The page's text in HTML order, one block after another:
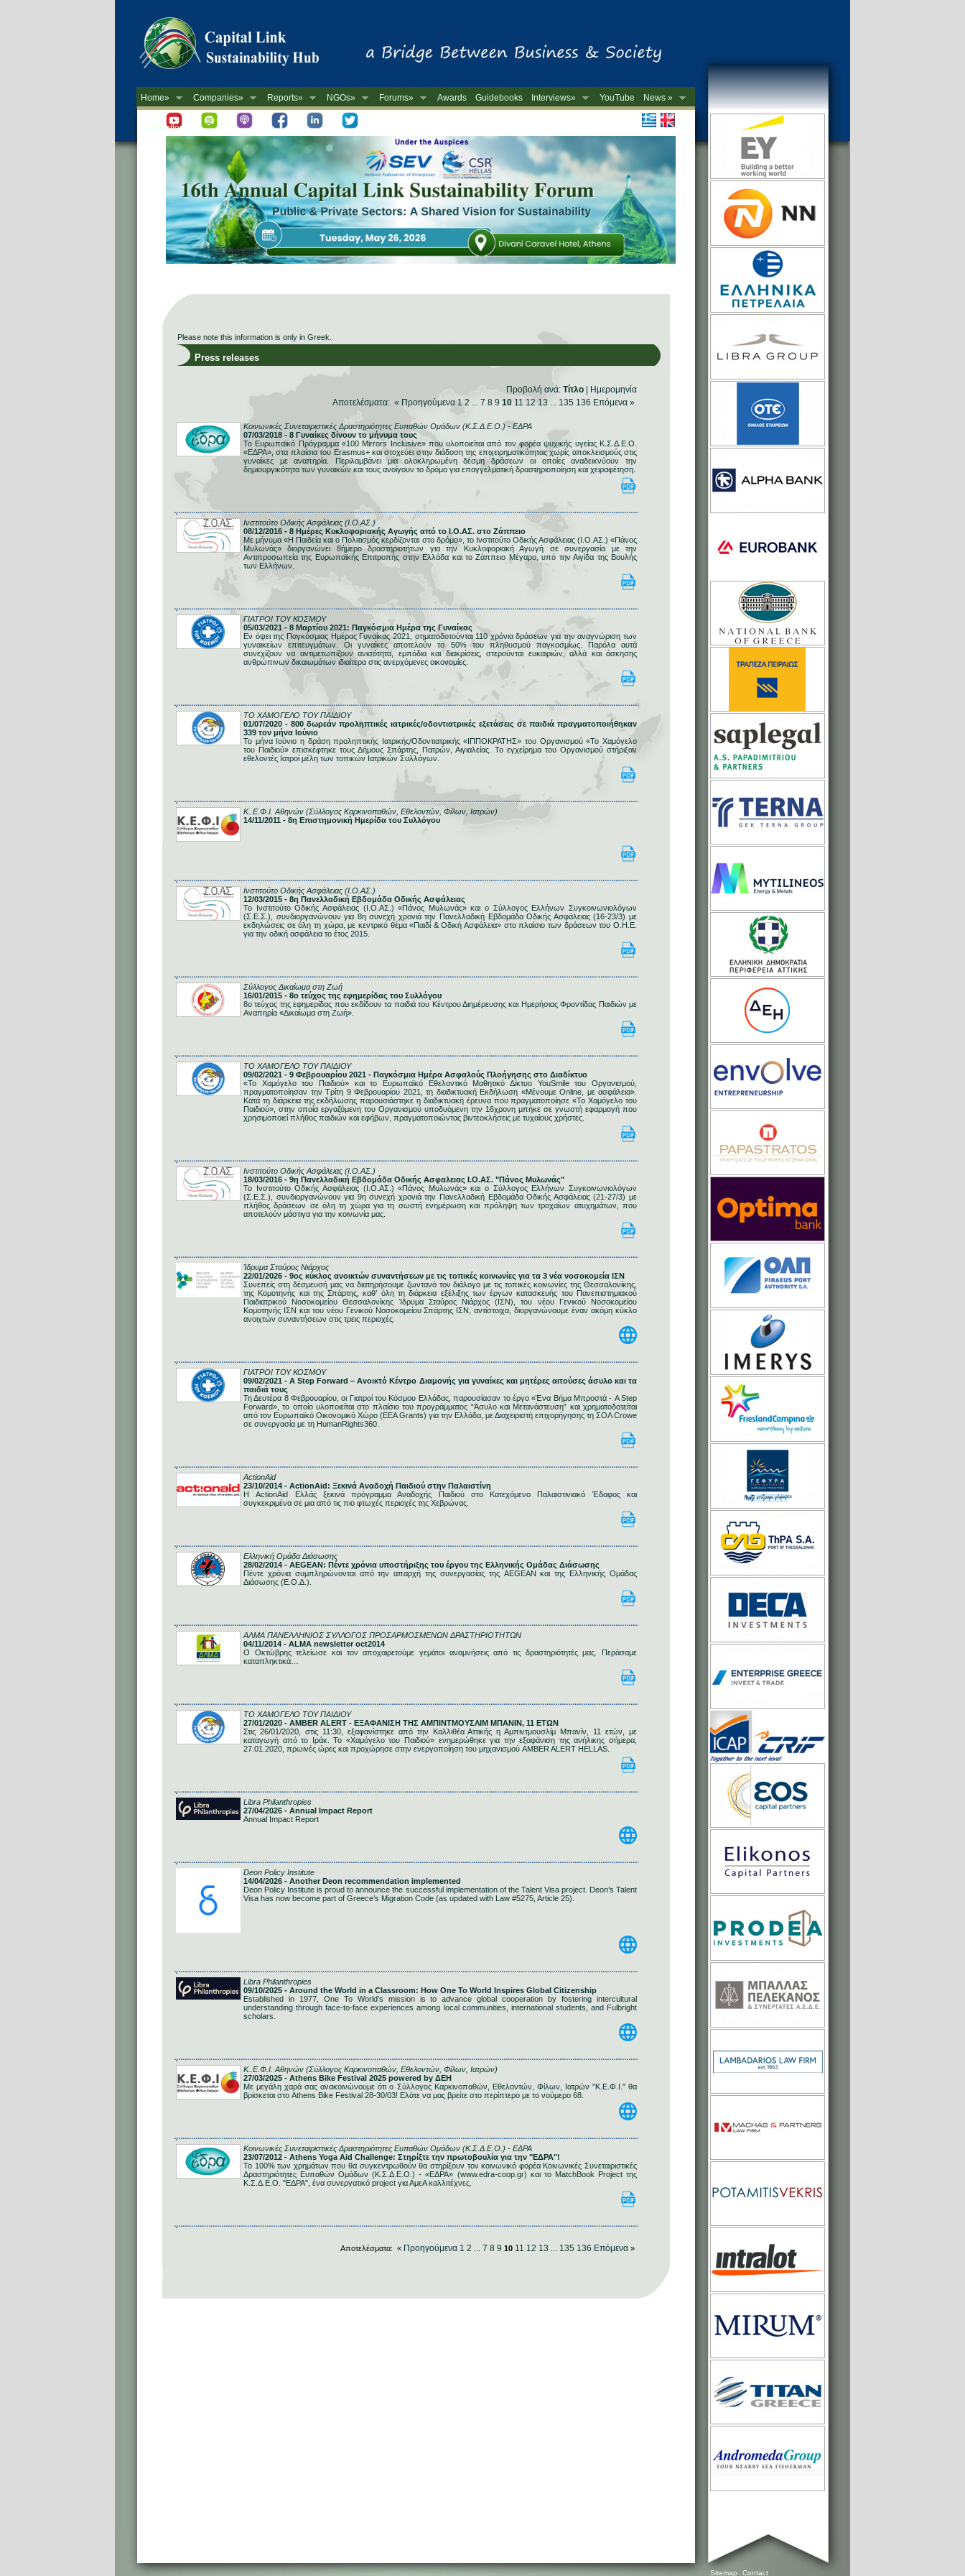
Home» Companies» Reports» NGOs» Forums» Awards Guidebooks Interviews» YouTube
News »
-->
Newsletter
Please note this information is only in Greek.
Press releases
Προβολή ανά: Τίτλο
Ημερομηνία
Αποτελέσματα: « Προηγούμενα 1 2 ... 7 8 9 10 11 12 13 ... 135 136 Επόμενα »
Κοινωνικές Συνεταιριστικές Δραστηριότητες Ευπαθών Ομάδων (Κ.Σ.Δ.Ε.Ο.) - ΕΔΡΑ
07/03/2018 - 8 Γυναίκες δίνουν το μήνυμα τους
Το Ευρωπαϊκό Πρόγραμμα «100 Mirrors Inclusive» που υλοποιείται από τον φορέα ψυχικής υγείας Κ.Σ.Δ.Ε.Ο.
«ΕΔΡΑ», στα πλαίσια του Erasmus+ και στοχεύει στην διάδοση της επιχειρηματικότητας χωρίς αποκλεισμούς στις
γυναίκες με αναπηρία. Περιλαμβάνει μια ολοκληρωμένη δέσμη δράσεων οι οποίες αναδεικνύουν την
δημιουργικότητα των γυναικών και τους ανοίγουν το δρόμο για επαγγελματική δραστηριοποίηση και χειραφέτηση.
Ινστιτούτο Οδικής Ασφάλειας (Ι.Ο.ΑΣ.)
08/12/2016 - 8 Ημέρες Κυκλοφοριακής Αγωγής από το Ι.Ο.ΑΣ. στο Ζάππειο
Με μήνυμα «Η Παιδεία και ο Πολιτισμός κερδίζονται στο δρόμο», το Ινστιτούτο Οδικής Ασφάλειας (Ι.Ο.ΑΣ.) «Πάνος
Μυλωνάς» διοργανώνει 8ήμερο δραστηριοτήτων για την Κυκλοφοριακή Αγωγή σε συνεργασία με την
Αντιπροσωπεία της Ευρωπαϊκής Επιτροπής στην Ελλάδα και το Ζάππειο Μέγαρο, υπό την Αιγίδα της Βουλής
των Ελλήνων.
ΓΙΑΤΡΟΙ ΤΟΥ ΚΟΣΜΟΥ
05/03/2021 - 8 Μαρτίου 2021: Παγκόσμια Ημέρα της Γυναίκας
Εν όψει της Παγκόσμιας Ημέρας Γυναίκας 2021, σηματοδοτούνται 110 χρόνια δράσεων για την αναγνώριση των
γυναικείων επιτευγμάτων. Οι γυναίκες αποτελούν το 50% του πληθυσμού παγκοσμίως. Παρόλα αυτά
συνεχίζουν να αντιμετωπίζουν ανισότητα, εμπόδια και διακρίσεις, στερούνται ευκαιριών, αλλά και άσκησης
ανθρώπινων δικαιωμάτων ιδιαίτερα στις ανερχόμενες οικονομίες.
ΤΟ ΧΑΜΟΓΕΛΟ ΤΟΥ ΠΑΙΔΙΟΥ
01/07/2020 - 800 δωρεάν προληπτικές ιατρικές/οδοντιατρικές εξετάσεις σε παιδιά πραγματοποιήθηκαν
339 τον μήνα Ιούνιο
Το μήνα Ιούνιο η δράση προληπτικής Ιατρικής/Οδοντιατρικής «ΙΠΠΟΚΡΑΤΗΣ» του Οργανισμού «Το Χαμόγελο
του Παιδιού» επισκέφτηκε τους Δήμους Σπάρτης, Πατρών, Αιγιαλείας. Το εγχείρημα του Οργανισμού στήριξαν
εθελοντές Ιατροί μέλη των τοπικών Ιατρικών Συλλόγων.
Κ..Ε.Φ.Ι. Αθηνών (Σύλλογος Καρκινοπαθών, Εθελοντών, Φίλων, Ιατρών)
14/11/2011 - 8η Επιστημονική Ημερίδα του Συλλόγου
Ινστιτούτο Οδικής Ασφάλειας (Ι.Ο.ΑΣ.)
12/03/2015 - 8η Πανελλαδική Εβδομάδα Οδικής Ασφάλειας
Το Ινστιτούτο Οδικής Ασφάλειας (Ι.Ο.ΑΣ.) «Πάνος Μυλωνάς» και ο Σύλλογος Ελλήνων Συγκοινωνιολόγων
(Σ.Ε.Σ.), συνδιοργανώνουν για 8η συνεχή χρονιά την Πανελλαδική Εβδομάδα Οδικής Ασφάλειας (16-23/3) με
εκδηλώσεις σε όλη τη χώρα, με κεντρικό θέμα «Παιδί & Οδική Ασφάλεια» στο πλαίσιο των δράσεων του Ο.Η.Ε.
για την οδική ασφάλεια το έτος 2015.
Σύλλογος Δικαίωμα στη Ζωή
16/01/2015 - 8ο τεύχος της εφημερίδας του Συλλόγου
8ο τεύχος της εφημερίδας που εκδίδουν τα παιδιά του Κέντρου Διημέρευσης και Ημερήσιας Φροντίδας Παιδιών με
Αναπηρία «Δικαίωμα στη Ζωή».
ΤΟ ΧΑΜΟΓΕΛΟ ΤΟΥ ΠΑΙΔΙΟΥ
09/02/2021 - 9 Φεβρουαρίου 2021 - Παγκόσμια Ημέρα Ασφαλούς Πλοήγησης στο Διαδίκτυο
«Το Χαμόγελο του Παιδιού» και το Ευρωπαϊκό Εθελοντικό Μαθητικό Δίκτυο YouSmile του Οργανισμού,
πραγματοποίησαν την Τρίτη 9 Φεβρουαρίου 2021, τη διαδικτυακή Εκδήλωση «Μένουμε Online, με ασφάλεια».
Κατά τη διάρκεια της εκδήλωσης παρουσιάστηκε η διαδικτυακή έρευνα που πραγματοποίησε «Το Χαμόγελο του
Παιδιού», στην οποία εργαζόμενη του Οργανισμού υποδυόμενη την 16χρονη μπήκε σε γνωστή εφαρμογή που
χρησιμοποιεί πλήθος παιδιών και εφήβων, πραγματοποιώντας βιντεοκλήσεις με τυχαίους χρήστες.
Ινστιτούτο Οδικής Ασφάλειας (Ι.Ο.ΑΣ.)
18/03/2016 - 9η Πανελλαδική Εβδομάδα Οδικής Ασφαλειας Ι.Ο.ΑΣ. "Πάνος Μυλωνάς"
Το Ινστιτούτο Οδικής Ασφάλειας (Ι.Ο.ΑΣ.) «Πάνος Μυλωνάς» και ο Σύλλογος Ελλήνων Συγκοινωνιολόγων
(Σ.Ε.Σ.), συνδιοργανώνουν για 9η συνεχή χρονιά την Πανελλαδική Εβδομάδα Οδικής Ασφάλειας (21-27/3) με
πλήθος δράσεων σε όλη τη χώρα για τη σωστή ενημέρωση και πρόληψη των τροχαίων ατυχημάτων, που
αποτελούν μάστιγα για την κοινωνία μας.
Ίδρυμα Σταύρος Νιάρχος
22/01/2026 - 9ος κύκλος ανοικτών συναντήσεων με τις τοπικές κοινωνίες για τα 3 νέα νοσοκομεία ΙΣΝ
Συνεπείς στη δέσμευσή μας να διατηρήσουμε ζωντανό τον διάλογο με τις τοπικές κοινωνίες της Θεσσαλονίκης,
της Κομοτηνής και της Σπάρτης, καθ’ όλη τη διάρκεια εξέλιξης των έργων κατασκευής του Πανεπιστημιακού
Παιδιατρικού Νοσοκομείου Θεσσαλονίκης Ίδρυμα Σταύρος Νιάρχος (ΙΣΝ), του νέου Γενικού Νοσοκομείου
Κομοτηνής ΙΣΝ και του νέου Γενικού Νοσοκομείου Σπάρτης ΙΣΝ, αντίστοιχα, διοργανώνουμε έναν ακόμη κύκλο
ανοιχτών συναντήσεων στις τρεις περιοχές.
ΓΙΑΤΡΟΙ ΤΟΥ ΚΟΣΜΟΥ
09/02/2021 - A Step Forward – Ανοικτό Κέντρο Διαμονής για γυναίκες και μητέρες αιτούσες άσυλο και τα
παιδιά τους
Τη Δευτέρα 8 Φεβρουαρίου, οι Γιατροί του Κόσμου Ελλάδας, παρουσίασαν το έργο «Ένα Βήμα Μπροστά - A Step
Forward», το οποίο υλοποιείται στο πλαίσιο του προγράμματος “Άσυλο και Μετανάστευση” και χρηματοδοτείται
από τον Ευρωπαϊκό Οικονομικό Χώρο (EEA Grants) για την Ελλάδα, με Διαχειριστή επιχορήγησης τη ΣΟΛ Crowe
σε συνεργασία με τη HumanRights360.
ActionAid
23/10/2014 - ActionAid: Ξεκινά Αναδοχή Παιδιού στην Παλαιστίνη
Η ActionAid Ελλάς ξεκινά πρόγραμμα Αναδοχής Παιδιού στο Κατεχόμενο Παλαιστινιακό Έδαφος και
συγκεκριμένα σε μια από τις πιο φτωχές περιοχές της Χεβρώνας.
Ελληνική Ομάδα Διάσωσης
28/02/2014 - AEGEAN: Πέντε χρόνια υποστήριξης του έργου της Ελληνικής Ομάδας Διάσωσης
Πέντε χρόνια συμπληρώνονται από την απαρχή της συνεργασίας της AEGEAN και της Ελληνικής Ομάδας
Διάσωσης (Ε.Ο.Δ.).
ΑΛΜΑ ΠΑΝΕΛΛΗΝΙΟΣ ΣΥΛΛΟΓΟΣ ΠΡΟΣΑΡΜΟΣΜΕΝΩΝ ΔΡΑΣΤΗΡΙΟΤΗΤΩΝ
04/11/2014 - ALMA newsletter oct2014
Ο Οκτώβρης τελείωσε και τον αποχαιρετούμε γεμάτοι αναμνήσεις από τις δραστηριότητές μας. Περάσαμε
καταπληκτικά…
ΤΟ ΧΑΜΟΓΕΛΟ ΤΟΥ ΠΑΙΔΙΟΥ
27/01/2020 - AMBER ALERT - ΕΞΑΦΑΝΙΣΗ ΤΗΣ ΑΜΠΙΝΤΜΟΥΣΛΙΜ ΜΠΑΝΙΝ, 11 EΤΩΝ
Στις 26/01/2020, στις 11:30, εξαφανίστηκε από την Καλλιθέα Αττικής η Αμπιντμουσλίμ Μπανίν, 11 ετών, με
καταγωγή από το Ιράκ. Το «Χαμόγελο του Παιδιού» ενημερώθηκε για την εξαφάνιση της ανήλικης σήμερα,
27.01.2020, πρωινές ώρες και προχώρησε στην ενεργοποίηση του μηχανισμού AMBER ALERT HELLAS.
Libra Philanthropies
27/04/2026 - Annual Impact Report
Annual Impact Report
Deon Policy Institute
14/04/2026 - Another Deon recommendation implemented
Deon Policy Institute is proud to announce the successful implementation of the Talent Visa project. Deon’s Talent
Visa has now become part of Greece’s Migration Code (as updated with Law #5275, Article 25).
Libra Philanthropies
09/10/2025 - Around the World in a Classroom: How One To World Inspires Global Citizenship
Established in 1977, One To World’s mission is to advance global cooperation by fostering intercultural
understanding through face-to-face experiences among local communities, international students, and Fulbright
scholars.
Κ..Ε.Φ.Ι. Αθηνών (Σύλλογος Καρκινοπαθών, Εθελοντών, Φίλων, Ιατρών)
27/03/2025 - Athens Bike Festival 2025 powered by ΔΕΗ
Με μεγάλη χαρά σας ανακοινώνουμε ότι ο Σύλλογος Καρκινοπαθών, Εθελοντών, Φίλων, Ιατρών "Κ.Ε.Φ.Ι." θα
βρίσκεται στο Athens Bike Festival 28-30/03! Ελάτε να μας βρείτε στο περίπτερο με το νούμερο 68.
Κοινωνικές Συνεταιριστικές Δραστηριότητες Ευπαθών Ομάδων (Κ.Σ.Δ.Ε.Ο.) - ΕΔΡΑ
23/07/2012 - Athens Yoga Aid Challenge: Στηρίξτε την πρωτοβουλία για την "ΕΔΡΑ"!
Το 100% των χρημάτων που θα συγκεντρωθούν θα στηρίξουν τον κοινωνικό φορέα Κοινωνικές Συνεταιριστικές
Δραστηριότητες Ευπαθών Ομάδων (Κ.Σ.Δ.Ε.Ο.) - «ΕΔΡΑ» (www.edra-coop.gr) και το MatchBook Project της
Κ.Σ.Δ.Ε.Ο. "ΕΔΡΑ", ένα συνεργατικό project για ΑμεΑ καλλιτέχνες.
Αποτελέσματα: « Προηγούμενα 1 2 7 8 9 10 11 12 13 135 136 Επόμενα »
Sitemap Contact